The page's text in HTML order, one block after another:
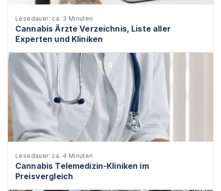
Lesedauer: ca. 3 Minuten
Cannabis Ärzte Verzeichnis, Liste aller
Experten und Kliniken
Lesedauer: ca. 4 Minuten
Cannabis Telemedizin-Kliniken im
Preisvergleich